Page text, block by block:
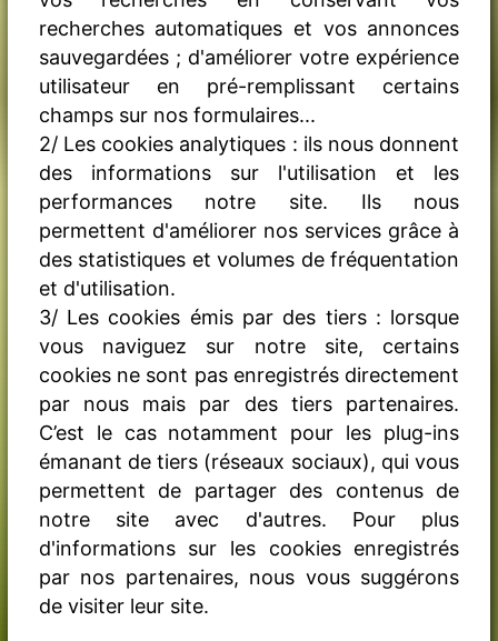
recherches automatiques et vos annonces
sauvegardées ; d'améliorer votre expérience
utilisateur en pré-remplissant certains
champs sur nos formulaires...
2/ Les cookies analytiques : ils nous donnent
des informations sur l'utilisation et les
performances notre site. Ils nous
permettent d'améliorer nos services grâce à
des statistiques et volumes de fréquentation
et d'utilisation.
3/ Les cookies émis par des tiers : lorsque
vous naviguez sur notre site, certains
cookies ne sont pas enregistrés directement
par nous mais par des tiers partenaires.
C’est le cas notamment pour les plug-ins
émanant de tiers (réseaux sociaux), qui vous
permettent de partager des contenus de
notre site avec d'autres. Pour plus
d'informations sur les cookies enregistrés
par nos partenaires, nous vous suggérons
de visiter leur site.